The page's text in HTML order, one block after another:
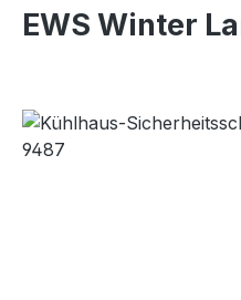
EWS Winter